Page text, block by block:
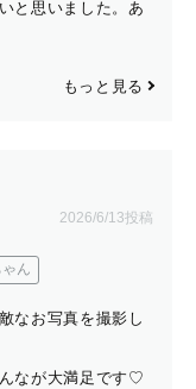
と思いました。あ
もっと見る
2026/6/13投稿
ん
なお写真を撮影し
なが大満足です♡